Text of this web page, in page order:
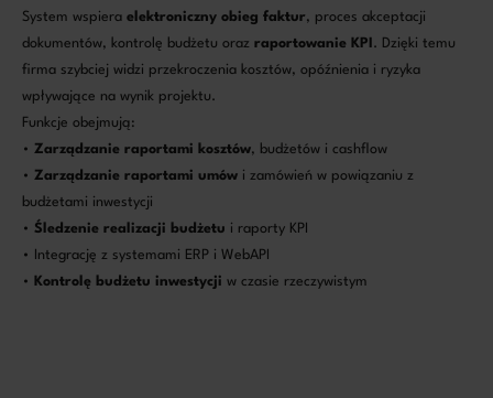
System wspiera elektroniczny obieg faktur, proces akceptacji
dokumentów, kontrolę budżetu oraz raportowanie KPI . Dzięki temu
firma szybciej widzi przekroczenia kosztów, opóźnienia i ryzyka
wpływające na wynik projektu.
Funkcje obejmują:
• Zarządzanie raportami kosztów, budżetów i cashflow
• Zarządzanie raportami umów i zamówień w powiązaniu z
budżetami inwestycji
• Śledzenie realizacji budżetu i raporty KPI
• Integrację z systemami ERP i WebAPI
•
Kontrolę budżetu inwestycji w czasie rzeczywistym